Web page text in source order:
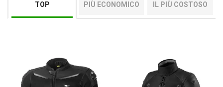
TOP
PIÙ ECONOMICO IL PIÙ COSTOSO